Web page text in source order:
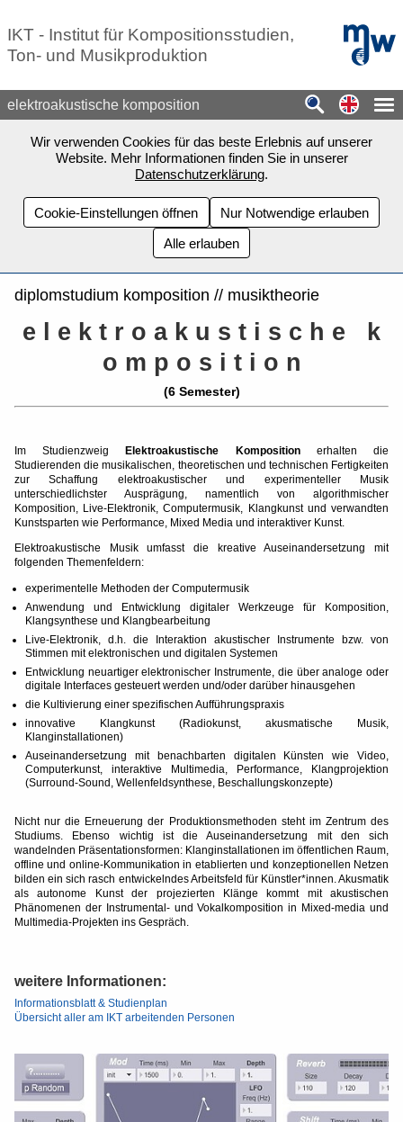
IKT - Institut für Kompositionsstudien,
Ton- und Musikproduktion
mdw -
elektroakustische komposition
Wir verwenden Cookies für das beste Erlebnis auf unserer
Website. Mehr Informationen finden Sie in unserer
Datenschutzerklärung.
Cookie-Einstellungen öffnen
Nur Notwendige erlauben
Alle erlauben
diplomstudium komposition // musiktheorie
e l e k t r o a k u s t i s c h e k
o m p o s i t i o n
(6 Semester)
Im StudienzweigElektroakustische Komposition erhalten die
Studierenden die musikalischen, theoretischen und technischen Fertigkeiten
zur Schaffung elektroakustischer und experimenteller Musik
unterschiedlichster Ausprägung, namentlich von algorithmischer
Komposition, Live-Elektronik, Computermusik, Klangkunst und verwandten
Kunstsparten wie Performance, Mixed Media und interaktiver Kunst.
Elektroakustische Musik umfasst die kreative Auseinandersetzung mit
folgenden Themenfeldern:
experimentelle Methoden der Computermusik
Anwendung und Entwicklung digitaler Werkzeuge für Komposition,
Klangsynthese und Klangbearbeitung
Live-Elektronik, d.h. die Interaktion akustischer Instrumente bzw. von
Stimmen mit elektronischen und digitalen Systemen
Entwicklung neuartiger elektronischer Instrumente, die über analoge oder
digitale Interfaces gesteuert werden und/oder darüber hinausgehen
die Kultivierung einer spezifischen Aufführungspraxis
innovative Klangkunst (Radiokunst, akusmatische Musik,
Klanginstallationen)
Auseinandersetzung mit benachbarten digitalen Künsten wie Video,
Computerkunst, interaktive Multimedia, Performance, Klangprojektion
(Surround-Sound, Wellenfeldsynthese, Beschallungskonzepte)
Nicht nur die Erneuerung der Produktionsmethoden steht im Zentrum des
Studiums. Ebenso wichtig ist die Auseinandersetzung mit den sich
wandelnden Präsentationsformen: Klanginstallationen im öffentlichen Raum,
offline und online-Kommunikation in etablierten und konzeptionellen Netzen
bilden ein sich rasch entwickelndes Arbeitsfeld für Künstler*innen. Akusmatik
als autonome Kunst der projezierten Klänge kommt mit akustischen
Phänomenen der Instrumental- und Vokalkomposition in Mixed-media und
Multimedia-Projekten ins Gespräch.
weitere Informationen:
Informationsblatt & Studienplan
Übersicht aller am IKT arbeitenden Personen